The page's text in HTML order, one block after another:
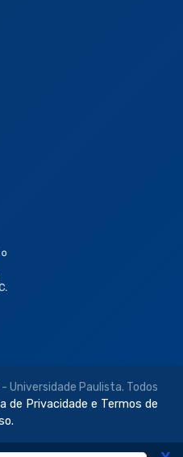
Universidade Paulista. Todos
de Privacidade e Termos de